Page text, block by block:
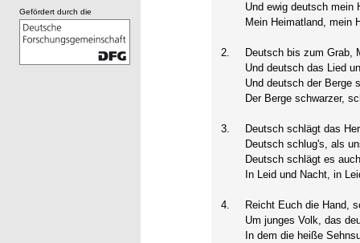
Und ewig deutsch mein
Mein Heimatland, mein
2.
Deutsch bis zum Grab,
Und deutsch das Lied
Und deutsch der Berge
Der Berge schwarzer,
3.
Deutsch schlägt das
Deutsch schlug's, als
Deutsch schlägt es
In Leid und Nacht, in
4.
Reicht Euch die Hand,
Um junges Volk, das
In dem die heiße
Gefördert durch die